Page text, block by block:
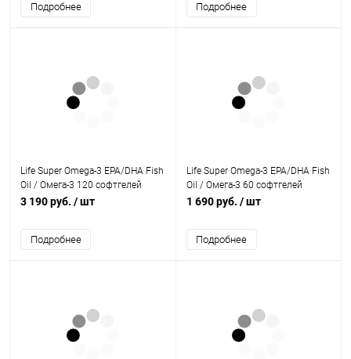
Подробнее Подробнее
Life Super Omega-3 EPA/DHA Fish
Oil / Омега-3 120 софтгелей
3 190 руб. / шт
Подробнее
Life Super Omega-3 EPA/DHA Fish
Oil / Омега-3 60 софтгелей
1 690 руб. / шт
Подробнее